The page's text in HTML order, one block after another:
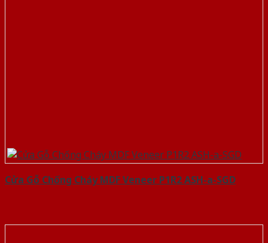
Cửa Gỗ Chống Cháy MDF Veneer P1R2 ASH-a-SGD